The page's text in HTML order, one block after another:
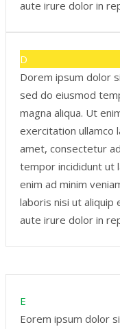
aute irure dolor in
D
Dorem ipsum dolor
sed do eiusmod
magna aliqua. Ut
exercitation ullamco
amet, consectetur
tempor incididunt ut
enim ad minim
laboris nisi ut aliquip
aute irure dolor in
E
Eorem ipsum dolor